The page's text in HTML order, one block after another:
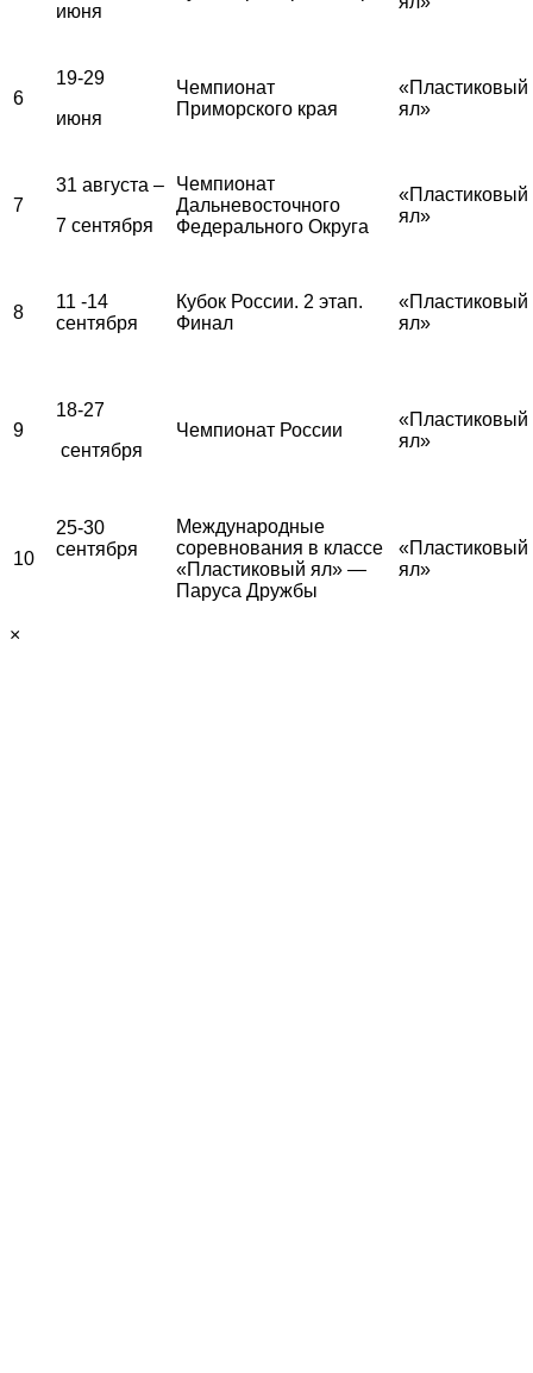
июня
6
19-29
июня
Чемпионат
Приморского края
«Пластиковый
ял»
7
31 августа –
7 сентября
Чемпионат
Дальневосточного
Федерального Округа
«Пластиковый
ял»
8
11 -14
сентября
Кубок России. 2 этап.
Финал
«Пластиковый
ял»
9
18-27
сентября
Чемпионат России
«Пластиковый
ял»
10
25-30
сентября
Международные
соревнования в классе
«Пластиковый ял» —
Паруса Дружбы
«Пластиковый
ял»
×